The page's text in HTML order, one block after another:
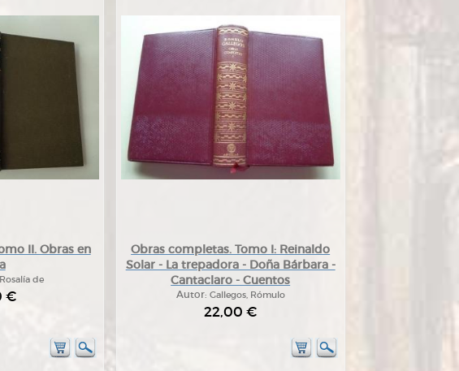
II. Obras en
de
€
Obras completas. Tomo I: Reinaldo
Solar - La trepadora - Doña Bárbara -
Cantaclaro - Cuentos
Autor: Gallegos, Rómulo
22,00 €